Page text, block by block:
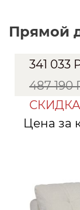
прямой
341 033
487 190
СКИДКА
Цена за